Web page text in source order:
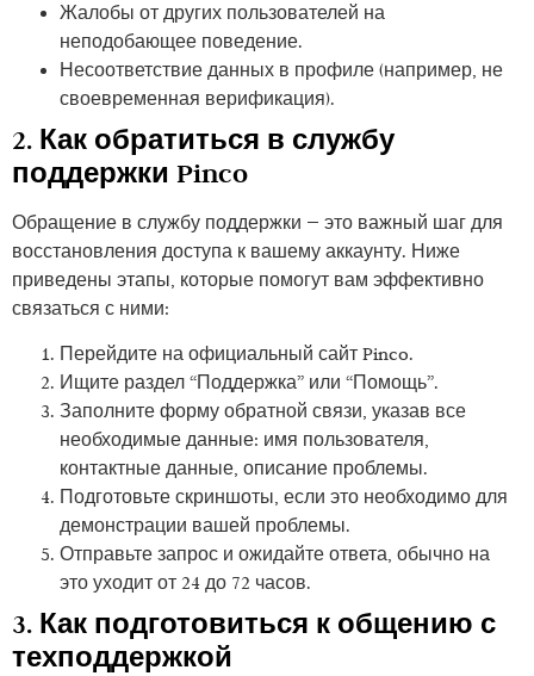
Жалобы от других пользователей на
неподобающее поведение.
Несоответствие данных в профиле (например, не
своевременная верификация).
2. Как обратиться в службу
поддержки Pinco
Обращение в службу поддержки — это важный шаг для
восстановления доступа к вашему аккаунту. Ниже
приведены этапы, которые помогут вам эффективно
связаться с ними:
Перейдите на официальный сайт Pinco.
Ищите раздел “Поддержка” или “Помощь”.
Заполните форму обратной связи, указав все
необходимые данные: имя пользователя,
контактные данные, описание проблемы.
Подготовьте скриншоты, если это необходимо для
демонстрации вашей проблемы.
Отправьте запрос и ожидайте ответа, обычно на
это уходит от 24 до 72 часов.
3. Как подготовиться к общению с
техподдержкой